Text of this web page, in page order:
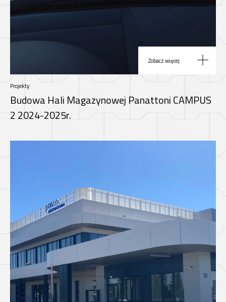
Zobacz więcej
Projekty
Budowa Hali Magazynowej Panattoni CAMPUS
2 2024-2025r.